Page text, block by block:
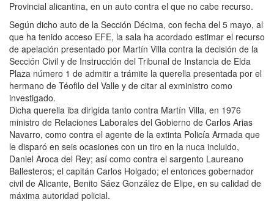
Provincial alicantina, en un auto contra el que no cabe recurso.
Según dicho auto de la Sección Décima, con fecha del 5 mayo, al
que ha tenido acceso EFE, la sala ha acordado estimar el recurso
de apelación presentado por Martín Villa contra la decisión de la
Sección Civil y de Instrucción del Tribunal de Instancia de Elda
Plaza número 1 de admitir a trámite la querella presentada por el
hermano de Téofilo del Valle y de citar al exministro como
investigado.
Dicha querella iba dirigida tanto contra Martín Villa, en 1976
ministro de Relaciones Laborales del Gobierno de Carlos Arias
Navarro, como contra el agente de la extinta Policía Armada que
le disparó en seis ocasiones con un tiro en la nuca incluido,
Daniel Aroca del Rey; así como contra el sargento Laureano
Ballesteros; el capitán Carlos Holgado; el entonces gobernador
civil de Alicante, Benito Sáez González de Elipe, en su calidad de
máxima autoridad policial.